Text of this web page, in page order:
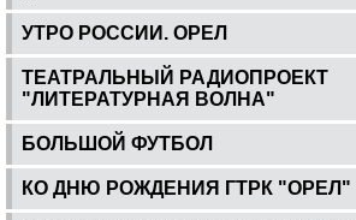
УТРО РОССИИ. ОРЕЛ
ТЕАТРАЛЬНЫЙ РАДИОПРОЕКТ
"ЛИТЕРАТУРНАЯ ВОЛНА"
БОЛЬШОЙ ФУТБОЛ
КО ДНЮ РОЖДЕНИЯ ГТРК "ОРЕЛ"